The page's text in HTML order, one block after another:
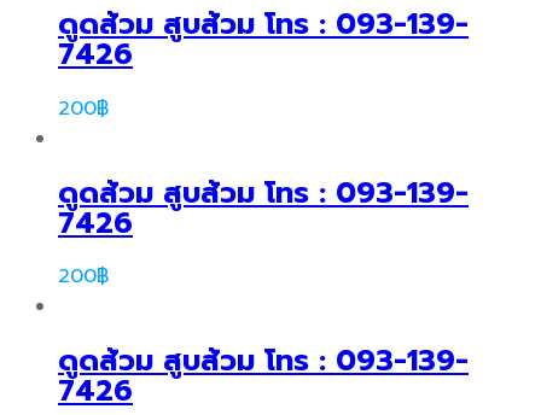
ดูดส้วม สูบส้วม โทร : 093-139-
7426
200฿
ดูดส้วม สูบส้วม โทร : 093-139-
7426
200฿
ดูดส้วม สูบส้วม โทร : 093-139-
7426